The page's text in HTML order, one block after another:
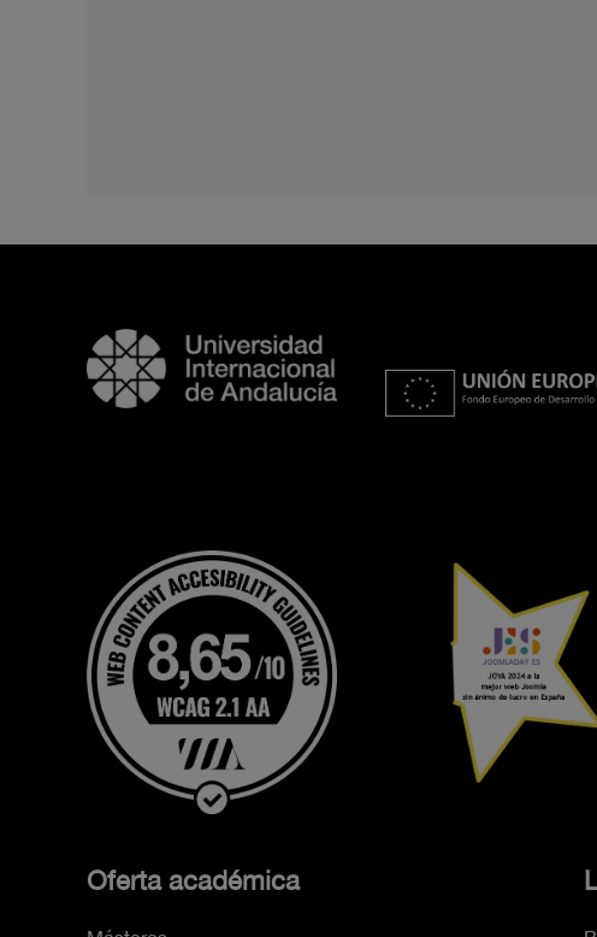
Oferta académica